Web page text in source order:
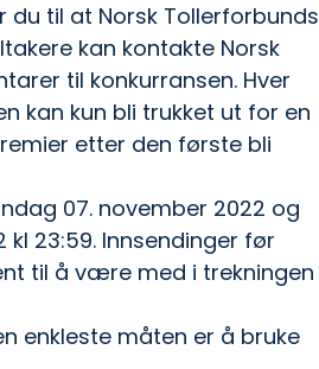
du til at Norsk Tollerforbunds
kan kontakte Norsk
til konkurransen. Hver
kan kun bli trukket ut for en
etter den første bli
07. november 2022 og
23:59. Innsendinger før
til å være med i trekningen
enkleste måten er å bruke